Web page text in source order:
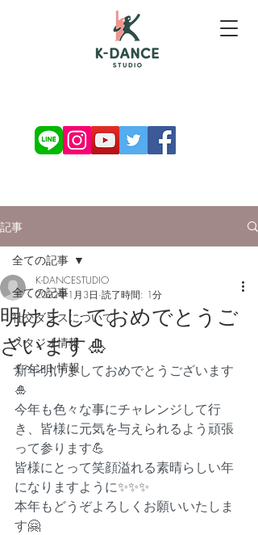
記事
全ての記事
社交ダンスについて
スタジオ情報
イベント情報
全ての記事
明けましておめでとうご
ざいます🎍
K-DANCESTUDIO
2022年1月3日 読了時間: 1分
新年明けましておめでとうございます
🎍
今年も色々な事にチャレンジして行
き、皆様に元気を与えられるよう頑張
って参ります💪
皆様にとって笑顔溢れる素晴らしい年
になりますように✨✨✨
本年もどうぞよろしくお願いいたしま
す🤗